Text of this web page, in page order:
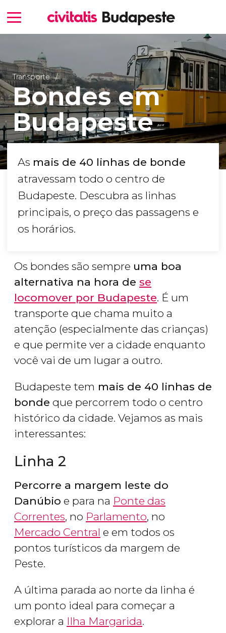
Transporte
Bondes em
Budapeste
As mais de 40 linhas de bonde
atravessam todo o centro de
Budapeste. Descubra as linhas
principais, o preço das passagens e
os horários.
Os bondes são sempre uma boa
alternativa na hora de se
locomover por Budapeste. É um
transporte que chama muito a
atenção (especialmente das crianças)
e que permite ver a cidade enquanto
você vai de um lugar a outro.
Budapeste tem mais de 40 linhas de
bonde que percorrem todo o centro
histórico da cidade. Vejamos as mais
interessantes:
Linha 2
Percorre a margem leste do
Danúbio e para na Ponte das
Correntes, no Parlamento, no
Mercado Central e em todos os
pontos turísticos da margem de
Peste.
A última parada ao norte da linha é
um ponto ideal para começar a
explorar a Ilha Margarida.